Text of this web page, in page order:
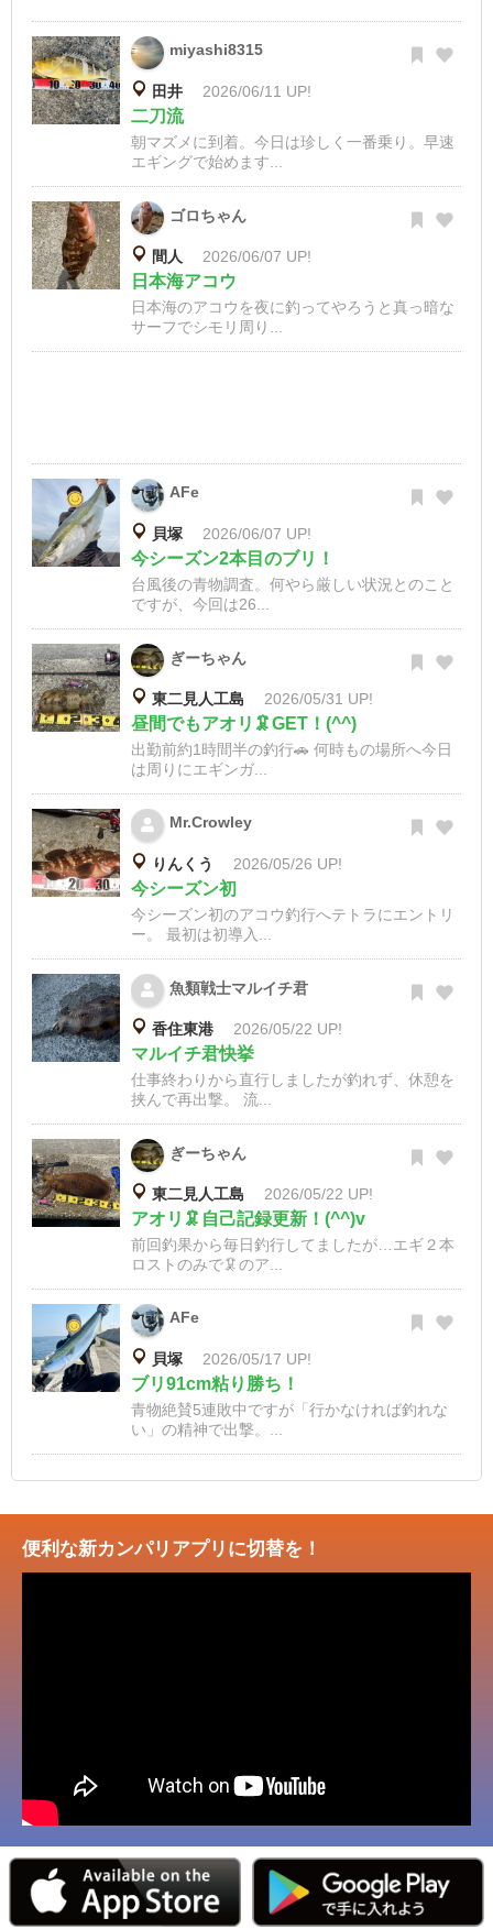
miyashi8315
田井 2026/06/11 UP!
二刀流
朝マズメに到着。今日は珍しく一番乗り。早速
エギングで始めます...
ゴロちゃん
間人 2026/06/07 UP!
日本海アコウ
日本海のアコウを夜に釣ってやろうと真っ暗な
サーフでシモリ周り...
AFe
貝塚 2026/06/07 UP!
今シーズン2本目のブリ！
台風後の青物調査。何やら厳しい状況とのこと
ですが、今回は26...
ぎーちゃん
東二見人工島 2026/05/31 UP!
昼間でもアオリ🦑GET！(^^)
出勤前約1時間半の釣行🚗 何時もの場所へ今日
は周りにエギンガ...
Mr.Crowley
りんくう 2026/05/26 UP!
今シーズン初
今シーズン初のアコウ釣行へテトラにエントリ
ー。 最初は初導入...
魚類戦士マルイチ君
香住東港 2026/05/22 UP!
マルイチ君快挙
仕事終わりから直行しましたが釣れず、休憩を
挟んで再出撃。 流...
ぎーちゃん
東二見人工島 2026/05/22 UP!
アオリ🦑自己記録更新！(^^)v
前回釣果から毎日釣行してましたが…エギ２本
ロストのみで🦑のア...
AFe
貝塚 2026/05/17 UP!
ブリ91cm粘り勝ち！
青物絶賛5連敗中ですが「行かなければ釣れな
い」の精神で出撃。...
便利な新カンパリアプリに切替を！